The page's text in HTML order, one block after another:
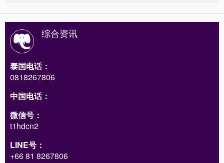
综合资讯
泰国电话：
0818267806
中国电话：
微信号：
t1hdcn2
LINE号：
+66 81 8267806